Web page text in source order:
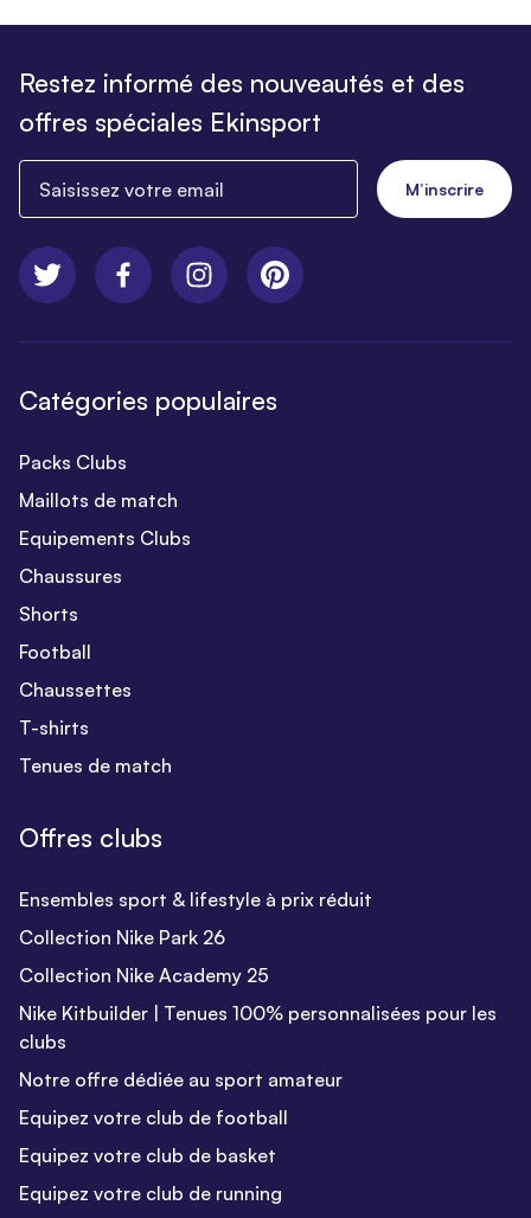
Restez informé des nouveautés et des
offres spéciales Ekinsport
M’inscrire
Catégories populaires
Packs Clubs
Maillots de match
Equipements Clubs
Chaussures
Shorts
Football
Chaussettes
T-shirts
Tenues de match
Offres clubs
Ensembles sport & lifestyle à prix réduit
Collection Nike Park 26
Collection Nike Academy 25
Nike Kitbuilder | Tenues 100% personnalisées pour les
clubs
Notre offre dédiée au sport amateur
Equipez votre club de football
Equipez votre club de basket
Equipez votre club de running